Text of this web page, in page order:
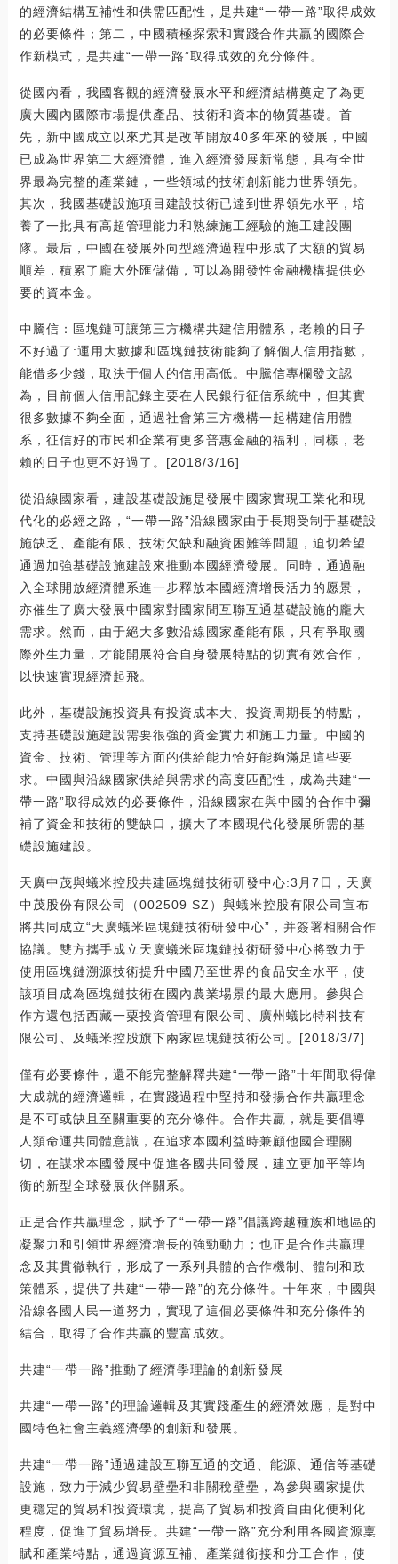
的經濟結構互補性和供需匹配性，是共建“一帶一路”取得成效
的必要條件；第二，中國積極探索和實踐合作共贏的國際合
作新模式，是共建“一帶一路”取得成效的充分條件。
從國內看，我國客觀的經濟發展水平和經濟結構奠定了為更
廣大國內國際市場提供產品、技術和資本的物質基礎。首
先，新中國成立以來尤其是改革開放40多年來的發展，中國
已成為世界第二大經濟體，進入經濟發展新常態，具有全世
界最為完整的產業鏈，一些領域的技術創新能力世界領先。
其次，我國基礎設施項目建設技術已達到世界領先水平，培
養了一批具有高超管理能力和熟練施工經驗的施工建設團
隊。最后，中國在發展外向型經濟過程中形成了大額的貿易
順差，積累了龐大外匯儲備，可以為開發性金融機構提供必
要的資本金。
中騰信：區塊鏈可讓第三方機構共建信用體系，老賴的日子
不好過了:運用大數據和區塊鏈技術能夠了解個人信用指數，
能借多少錢，取決于個人的信用高低。中騰信專欄發文認
為，目前個人信用記錄主要在人民銀行征信系統中，但其實
很多數據不夠全面，通過社會第三方機構一起構建信用體
系，征信好的市民和企業有更多普惠金融的福利，同樣，老
賴的日子也更不好過了。[2018/3/16]
從沿線國家看，建設基礎設施是發展中國家實現工業化和現
代化的必經之路，“一帶一路”沿線國家由于長期受制于基礎設
施缺乏、產能有限、技術欠缺和融資困難等問題，迫切希望
通過加強基礎設施建設來推動本國經濟發展。同時，通過融
入全球開放經濟體系進一步釋放本國經濟增長活力的愿景，
亦催生了廣大發展中國家對國家間互聯互通基礎設施的龐大
需求。然而，由于絕大多數沿線國家產能有限，只有爭取國
際外生力量，才能開展符合自身發展特點的切實有效合作，
以快速實現經濟起飛。
此外，基礎設施投資具有投資成本大、投資周期長的特點，
支持基礎設施建設需要很強的資金實力和施工力量。中國的
資金、技術、管理等方面的供給能力恰好能夠滿足這些要
求。中國與沿線國家供給與需求的高度匹配性，成為共建“一
帶一路”取得成效的必要條件，沿線國家在與中國的合作中彌
補了資金和技術的雙缺口，擴大了本國現代化發展所需的基
礎設施建設。
天廣中茂與蟻米控股共建區塊鏈技術研發中心:3月7日，天廣
中茂股份有限公司（002509 SZ）與蟻米控股有限公司宣布
將共同成立“天廣蟻米區塊鏈技術研發中心”，并簽署相關合作
協議。雙方攜手成立天廣蟻米區塊鏈技術研發中心將致力于
使用區塊鏈溯源技術提升中國乃至世界的食品安全水平，使
該項目成為區塊鏈技術在國內農業場景的最大應用。參與合
作方還包括西藏一粟投資管理有限公司、廣州蟻比特科技有
限公司、及蟻米控股旗下兩家區塊鏈技術公司。[2018/3/7]
僅有必要條件，還不能完整解釋共建“一帶一路”十年間取得偉
大成就的經濟邏輯，在實踐過程中堅持和發揚合作共贏理念
是不可或缺且至關重要的充分條件。合作共贏，就是要倡導
人類命運共同體意識，在追求本國利益時兼顧他國合理關
切，在謀求本國發展中促進各國共同發展，建立更加平等均
衡的新型全球發展伙伴關系。
正是合作共贏理念，賦予了“一帶一路”倡議跨越種族和地區的
凝聚力和引領世界經濟增長的強勁動力；也正是合作共贏理
念及其貫徹執行，形成了一系列具體的合作機制、體制和政
策體系，提供了共建“一帶一路”的充分條件。十年來，中國與
沿線各國人民一道努力，實現了這個必要條件和充分條件的
結合，取得了合作共贏的豐富成效。
共建“一帶一路”推動了經濟學理論的創新發展
共建“一帶一路”的理論邏輯及其實踐產生的經濟效應，是對中
國特色社會主義經濟學的創新和發展。
共建“一帶一路”通過建設互聯互通的交通、能源、通信等基礎
設施，致力于減少貿易壁壘和非關稅壁壘，為參與國家提供
更穩定的貿易和投資環境，提高了貿易和投資自由化便利化
程度，促進了貿易增長。共建“一帶一路”充分利用各國資源稟
賦和產業特點，通過資源互補、產業鏈銜接和分工合作，使